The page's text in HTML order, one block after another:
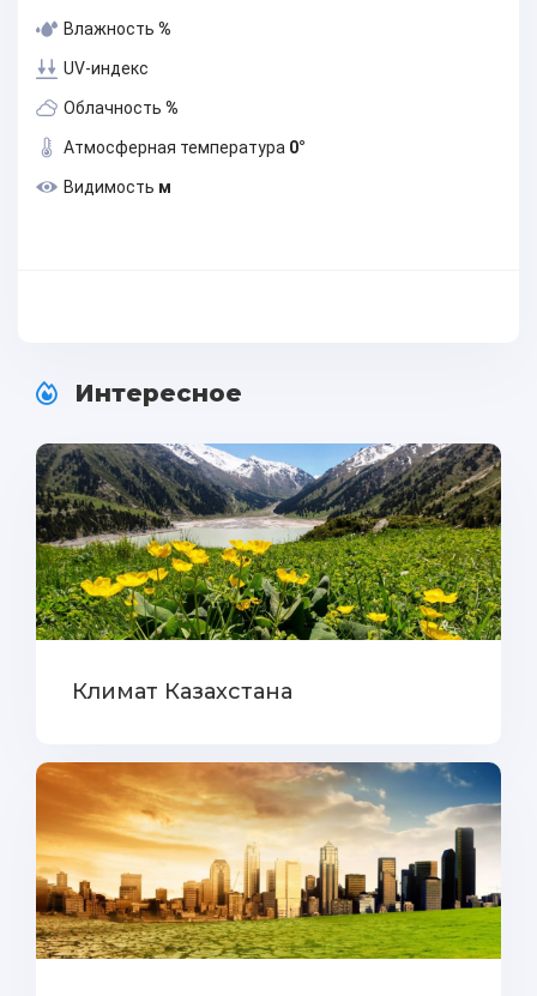
Влажность %
UV-индекс
Облачность %
Атмосферная температура 0°
Видимость м
Интересное
Климат Казахстана